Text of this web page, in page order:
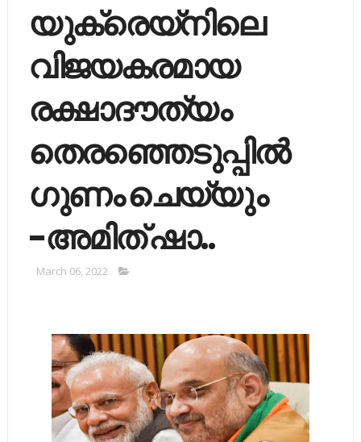
യുക്രെയ്നിലെ
വിജയകരമായ
രക്ഷാദൗത്യം
തെരഞ്ഞെടുപ്പില്‍
ഗുണം ചെയ്യും
-അമിത് ഷാ..
March 06, 2022